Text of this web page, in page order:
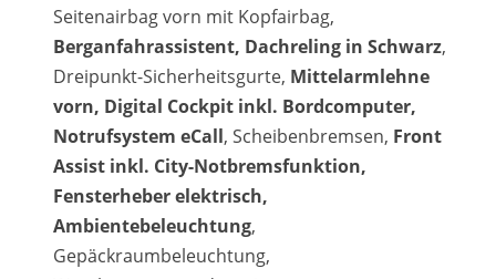
Seitenairbag vorn mit Kopfairbag,
Berganfahrassistent, Dachreling in Schwarz,
Dreipunkt-Sicherheitsgurte, Mittelarmlehne
vorn, Digital Cockpit inkl. Bordcomputer,
Notrufsystem eCall, Scheibenbremsen, Front
Assist inkl. City-Notbremsfunktion,
Fensterheber elektrisch,
Ambientebeleuchtung,
Gepäckraumbeleuchtung,